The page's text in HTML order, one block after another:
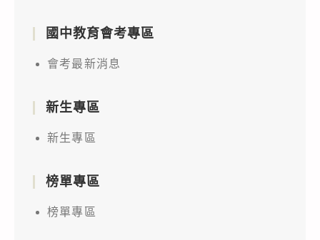
國中教育會考專區
會考最新消息
新生專區
新生專區
榜單專區
榜單專區